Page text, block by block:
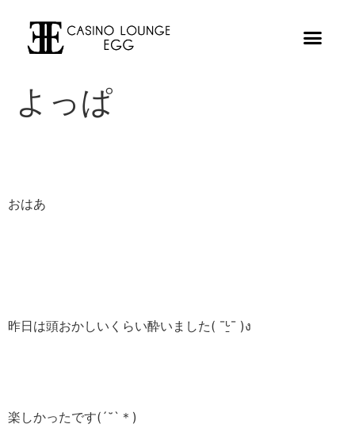
よっぱ
おはあ
昨日は頭おかしいくらい酔いました( ¯ᒡ̱¯ )ง
楽しかったです(´˘`＊)